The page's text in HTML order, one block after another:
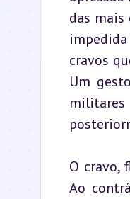
das mais
cravos
Um
O cravo,
Ao